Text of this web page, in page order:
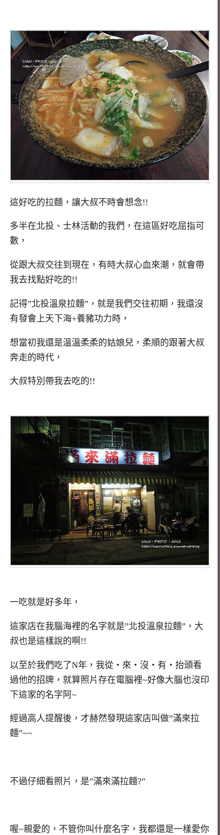
這好吃的拉麵，讓大叔不時會想念!!
多半在北投、士林活動的我們，在這區好吃屈指可
數，
從跟大叔交往到現在，有時大叔心血來潮，就會帶
我去找點好吃的!!
記得”北投溫泉拉麵”，就是我們交往初期，我還沒
有發會上天下海+養豬功力時，
想當初我還是溫溫柔柔的姑娘兒，柔順的跟著大叔
奔走的時代，
大叔特別帶我去吃的!!
一吃就是好多年，
這家店在我腦海裡的名字就是”北投溫泉拉麵”，大
叔也是這樣說的啊!!
以至於我們吃了N年，我從‧來‧沒‧有‧抬頭看
過他的招牌，就算照片存在電腦裡~好像大腦也沒印
下這家的名字阿~
經過高人提醒後，才赫然發現這家店叫做”滿來拉
麵”~~
不過仔細看照片，是”滿來滿拉麵?”
喔~親愛的，不管你叫什麼名字，我都還是一樣愛你